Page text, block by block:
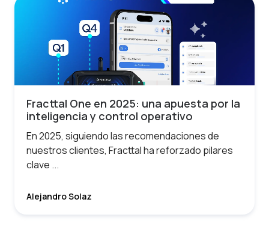
Fracttal One en 2025: una apuesta por la
inteligencia y control operativo
En 2025, siguiendo las recomendaciones de
nuestros clientes, Fracttal ha reforzado pilares
clave ...
Alejandro Solaz